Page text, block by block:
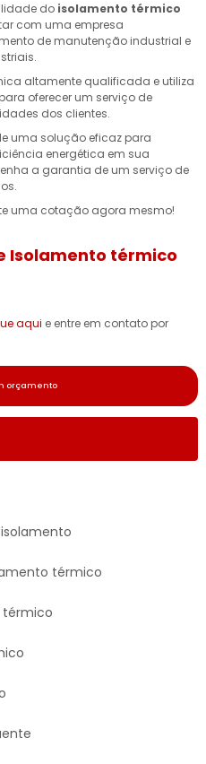
do isolamento térmico
com uma empresa
de manutenção industrial e
altamente qualificada e utiliza
oferecer um serviço de
dos clientes.
uma solução eficaz para
energética em sua
a garantia de um serviço de
uma cotação agora mesmo!
Isolamento térmico
aqui e entre em contato por
orçamento
térmico
térmico